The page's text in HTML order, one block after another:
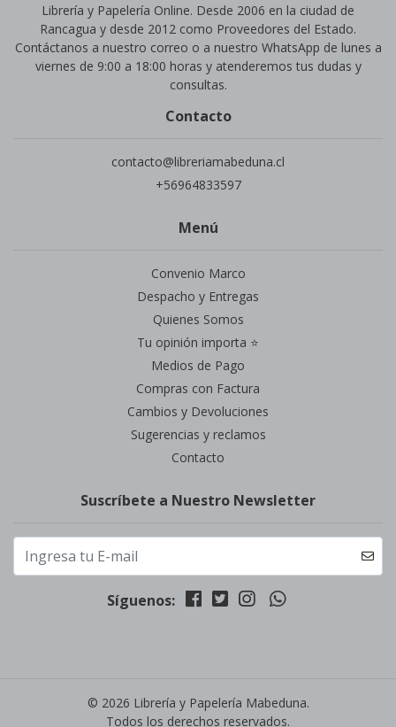
Librería y Papelería Online. Desde 2006 en la ciudad de
Rancagua y desde 2012 como Proveedores del Estado.
Contáctanos a nuestro correo o a nuestro WhatsApp de lunes a
viernes de 9:00 a 18:00 horas y atenderemos tus dudas y
consultas.
Contacto
contacto@libreriamabeduna.cl
+56964833597
Menú
Convenio Marco
Despacho y Entregas
Quienes Somos
Tu opinión importa ⭐
Medios de Pago
Compras con Factura
Cambios y Devoluciones
Sugerencias y reclamos
Contacto
Suscríbete a Nuestro Newsletter
Síguenos:
© 2026 Librería y Papelería Mabeduna.
Todos los derechos reservados.